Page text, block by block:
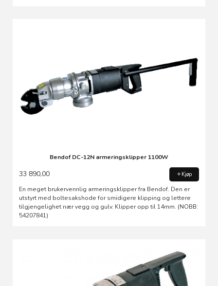
Bendof DC-12N armeringsklipper 1100W
33 890,00 Kjøp
En meget brukervennlig armeringsklipper fra Bendof. Den er
utstyrt med boltesakshode for smidigere klipping og lettere
tilgjengelighet nær vegg og gulv. Klipper opp til 14mm. (NOBB:
54207841)